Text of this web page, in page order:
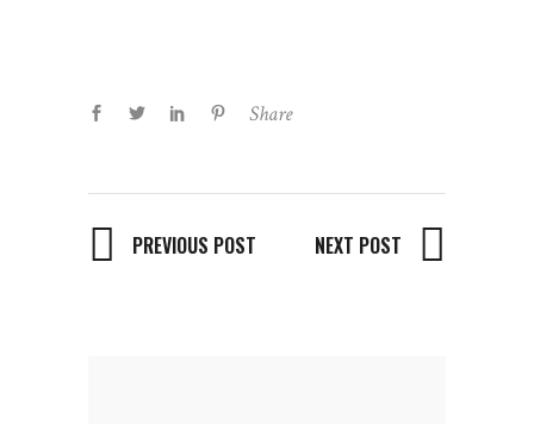
Share
PREVIOUS POST NEXT POST